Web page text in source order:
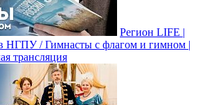
Регион LIFE |
НГПУ / Гимнасты с флагом и гимном |
трансляция